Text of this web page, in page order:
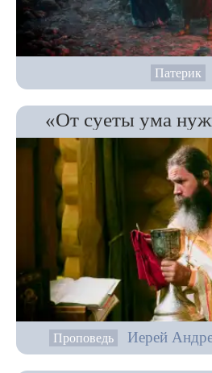
Патерик
«От суеты ума
Проповедь Иерей